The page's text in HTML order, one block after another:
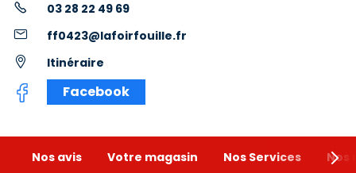
03 28 22 49 69
ff0423@lafoirfouille.fr
Itinéraire
Facebook
Nos avis Votre magasin Nos Services Nos